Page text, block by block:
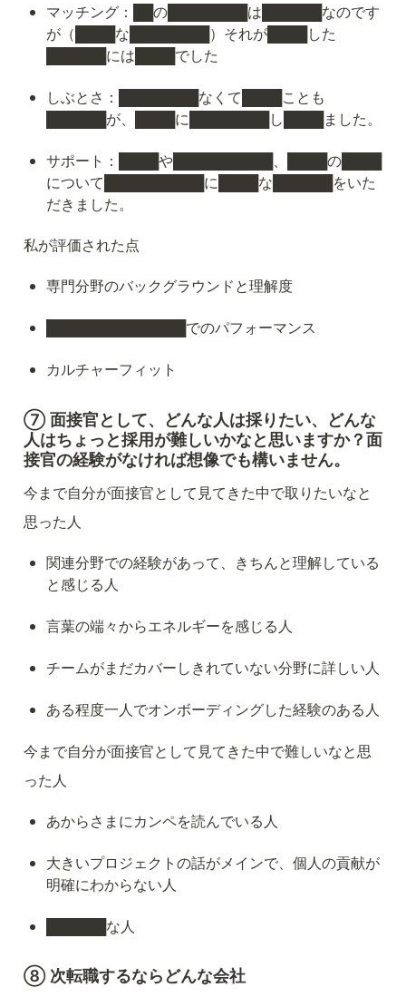
マッチング：██の████████は██████なのです
が（████な████████）それが████した
██████には████でした
しぶとさ：████████なくて████ことも
██████が、████に████████し████ました。
サポート：████や██████████、████の████
について██████████に████な██████をいた
だきました。
私が評価された点
専門分野のバックグラウンドと理解度
██████████████でのパフォーマンス
カルチャーフィット
⑦ 面接官として、どんな人は採りたい、どんな
人はちょっと採用が難しいかなと思いますか？面
接官の経験がなければ想像でも構いません。
今まで自分が面接官として見てきた中で取りたいなと
思った人
関連分野での経験があって、きちんと理解している
と感じる人
言葉の端々からエネルギーを感じる人
チームがまだカバーしきれていない分野に詳しい人
ある程度一人でオンボーディングした経験のある人
今まで自分が面接官として見てきた中で難しいなと思
った人
あからさまにカンペを読んでいる人
大きいプロジェクトの話がメインで、個人の貢献が
明確にわからない人
██████な人
⑧ 次転職するならどんな会社